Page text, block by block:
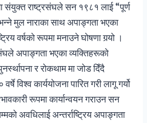
संयुक्त राष्ट्रसंघले सन १९८१ लाई “पूर्ण
मुल नाराका साथ अपाङ्गता भएका
वर्षको रूपमा मनाउने घोषणा गर्‍यो ।
अपाङ्गता भएका व्यक्तिहरूको
र रोकथाम मा जोड दिँदै
विश्व कार्ययोजना पारित गरी लागू गर्यो
रूपमा कार्यान्वयन गराउन सन
अवधिलाई अन्तर्राष्ट्रिय अपाङ्गता